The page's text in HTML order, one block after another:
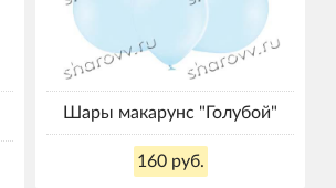
Шары макарунс "Голубой"
160 руб.